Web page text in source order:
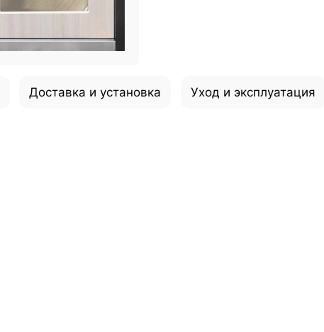
Доставка и установка Уход и эксплуатация